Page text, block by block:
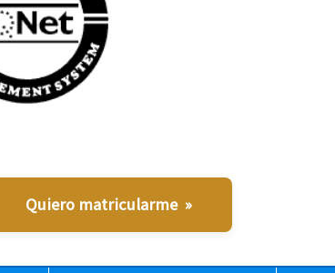
Quiero matricularme »